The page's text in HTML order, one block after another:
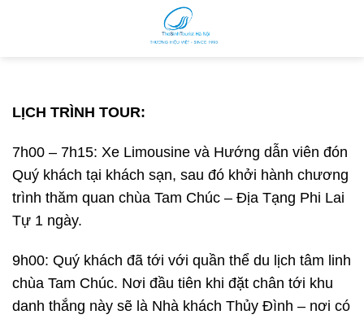
LỊCH TRÌNH TOUR:
7h00 – 7h15: Xe Limousine và Hướng dẫn viên đón
Quý khách tại khách sạn, sau đó khởi hành chương
trình thăm quan chùa Tam Chúc – Địa Tạng Phi Lai
Tự 1 ngày.
9h00: Quý khách đã tới với quần thể du lịch tâm linh
chùa Tam Chúc. Nơi đầu tiên khi đặt chân tới khu
danh thắng này sẽ là Nhà khách Thủy Đình – nơi có